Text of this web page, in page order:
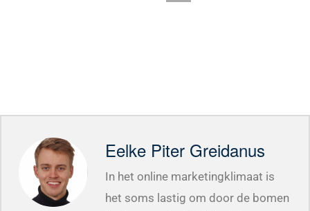
Eelke Piter Greidanus
In het online marketingklimaat is
het soms lastig om door de bomen